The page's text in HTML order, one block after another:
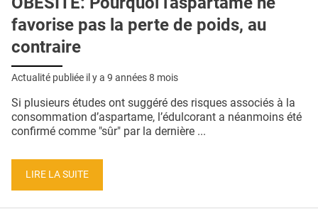
favorise pas la perte de poids, au
contraire
Actualité publiée il y a 9 années 8 mois
Si plusieurs études ont suggéré des risques associés à la
consommation d’aspartame, l’édulcorant a néanmoins été
confirmé comme "sûr" par la dernière ...
LIRE LA SUITE